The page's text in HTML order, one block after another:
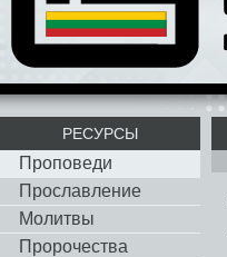
РЕСУРСЫ
Проповеди
Прославление
Молитвы
Пророчества